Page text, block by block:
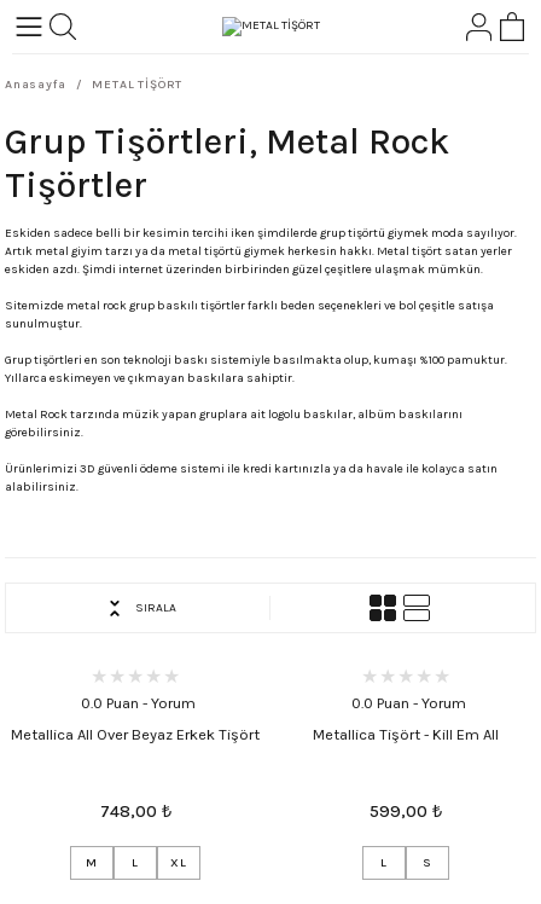
Geri Dön
ROCK
Geri Dön
Anasayfa METAL TİŞÖRT
Grup Tişörtleri, Metal Rock
Tişörtler
Eskiden sadece belli bir kesimin tercihi iken şimdilerde grup tişörtü giymek moda sayılıyor.
Artık metal giyim tarzı ya da metal tişörtü giymek herkesin hakkı. Metal tişört satan yerler
eskiden azdı. Şimdi internet üzerinden birbirinden güzel çeşitlere ulaşmak mümkün.
Sitemizde metal rock grup baskılı tişörtler farklı beden seçenekleri ve bol çeşitle satışa
sunulmuştur.
Grup tişörtleri en son teknoloji baskı sistemiyle basılmakta olup, kumaşı %100 pamuktur.
Yıllarca eskimeyen ve çıkmayan baskılara sahiptir.
Metal Rock tarzında müzik yapan gruplara ait logolu baskılar, albüm baskılarını
görebilirsiniz.
Ürünlerimizi 3D güvenli ödeme sistemi ile kredi kartınızla ya da havale ile kolayca satın
alabilirsiniz.
SIRALA
0.0 Puan - Yorum
Metallica All Over Beyaz Erkek Tişört
748,00 ₺
M L XL
0.0 Puan - Yorum
Metallica Tişört - Kill Em All
599,00 ₺
L S